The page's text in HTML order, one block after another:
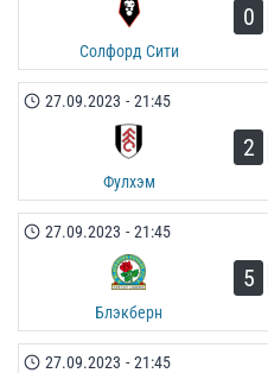
Солфорд Сити
0
27.09.2023 - 21:45
Фулхэм
2
27.09.2023 - 21:45
Блэкберн
5
27.09.2023 - 21:45